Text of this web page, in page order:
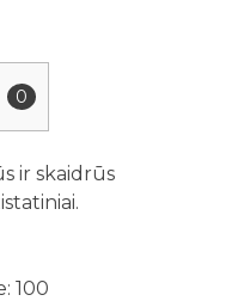
0
ir skaidrūs
100